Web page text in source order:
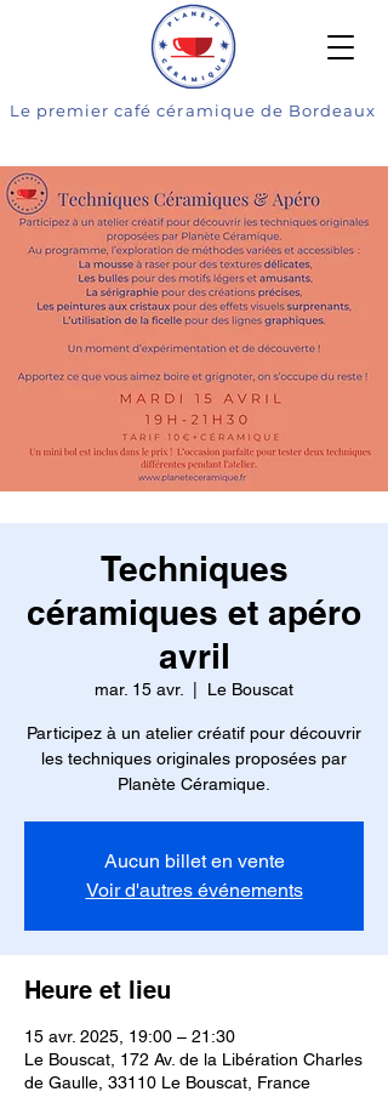
Le premier café céramique de Bordeaux
Techniques
céramiques et apéro
avril
mar. 15 avr. Le Bouscat
Participez à un atelier créatif pour découvrir
les techniques originales proposées par
Planète Céramique.
Aucun billet en vente
Voir d'autres événements
Heure et lieu
15 avr. 2025, 19:00 – 21:30
Le Bouscat, 172 Av. de la Libération Charles
de Gaulle, 33110 Le Bouscat, France